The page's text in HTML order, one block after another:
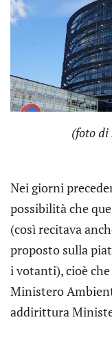
(foto di
Nei giorni
possibilità che
(così recitava
proposto sulla
i votanti), cioè
Ministero
addirittura